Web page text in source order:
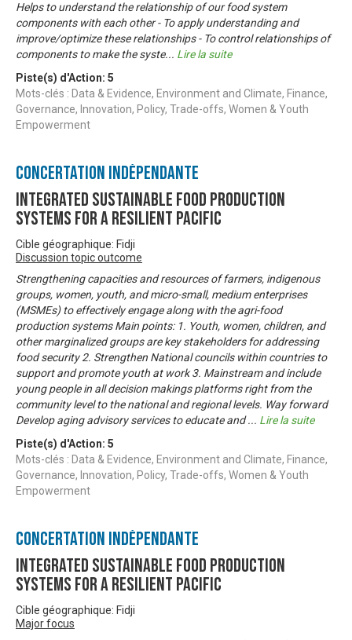
Helps to understand the relationship of our food system
components with each other - To apply understanding and
improve/optimize these relationships - To control relationships of
components to make the syste... Lire la suite
Piste(s) d'Action: 5
Mots-clés : Data & Evidence, Environment and Climate, Finance,
Governance, Innovation, Policy, Trade-offs, Women & Youth
Empowerment
Concertation Indépendante
Integrated Sustainable Food Production
Systems for a Resilient Pacific
Cible géographique: Fidji
Discussion topic outcome
Strengthening capacities and resources of farmers, indigenous
groups, women, youth, and micro-small, medium enterprises
(MSMEs) to effectively engage along with the agri-food
production systems Main points: 1. Youth, women, children, and
other marginalized groups are key stakeholders for addressing
food security 2. Strengthen National councils within countries to
support and promote youth at work 3. Mainstream and include
young people in all decision makings platforms right from the
community level to the national and regional levels. Way forward
Develop aging advisory services to educate and... Lire la suite
Piste(s) d'Action: 5
Mots-clés : Data & Evidence, Environment and Climate, Finance,
Governance, Innovation, Policy, Trade-offs, Women & Youth
Empowerment
Concertation Indépendante
Integrated Sustainable Food Production
Systems for a Resilient Pacific
Cible géographique: Fidji
Major focus